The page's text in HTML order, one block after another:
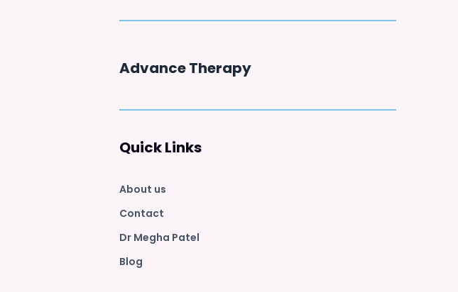
Advance Therapy
Quick Links
About us
Contact
Dr Megha Patel
Blog